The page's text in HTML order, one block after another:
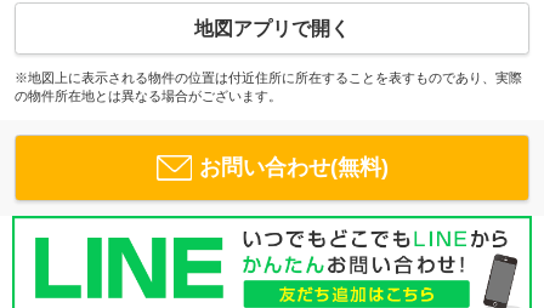
地図アプリで開く
※地図上に表示される物件の位置は付近住所に所在することを表すものであり、実際
の物件所在地とは異なる場合がございます。
お問い合わせ(無料)